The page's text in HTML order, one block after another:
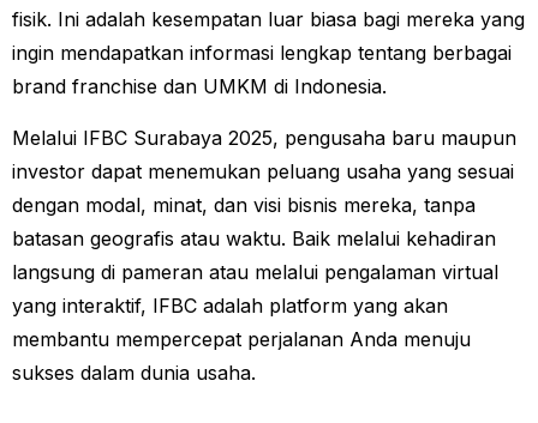
fisik. Ini adalah kesempatan luar biasa bagi mereka yang
ingin mendapatkan informasi lengkap tentang berbagai
brand franchise dan UMKM di Indonesia.
Melalui IFBC Surabaya 2025, pengusaha baru maupun
investor dapat menemukan peluang usaha yang sesuai
dengan modal, minat, dan visi bisnis mereka, tanpa
batasan geografis atau waktu. Baik melalui kehadiran
langsung di pameran atau melalui pengalaman virtual
yang interaktif, IFBC adalah platform yang akan
membantu mempercepat perjalanan Anda menuju
sukses dalam dunia usaha.